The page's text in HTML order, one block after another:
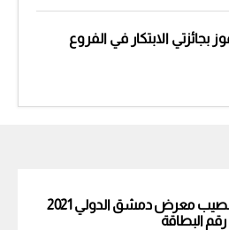
بجائزتي الابتكار في الفروع
نتائج يانصيب معرض دمشق الدولي 2021
البطاقة